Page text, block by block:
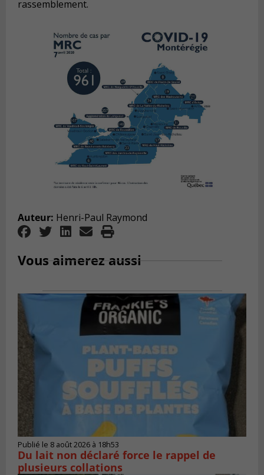
rassemblement.
Auteur: Henri-Paul Raymond
Vous aimerez aussi
Publié le 8 août 2026 à 18h53
Du lait non déclaré force le rappel de
plusieurs collations